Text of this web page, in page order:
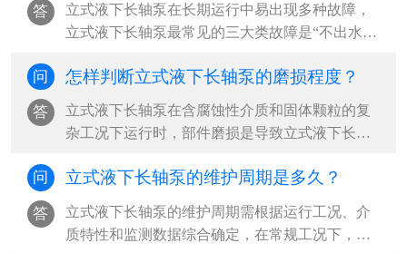
答
立式液下长轴泵在长期运行中易出现多种故障，‌
立式液下长轴泵最常见的三大类故障是“不出水或
动”，其中以吸入侧问题、轴系不稳定和电气系统
故障为根本诱因，占现场故障案例的80%以上‌。
···
问 怎样判断立式液下长轴泵的磨损程度？
答
​立式液下长轴泵在含腐蚀性介质和固体颗粒的复
杂工况下运行时，部件磨损是导致立式液下长轴
断方法是“运行参数监测+定期拆检+无损检测”三
结合，其中压力下降超过20%、振动加剧和目视
表面损伤是立式液下长轴泵最直接的磨损信号‌。
问 立式液下长轴泵的维护周期是多久？
答
立式液下长轴泵的维护周期需根据运行工况、介
质特性和监测数据综合确定，‌在常规工况下，建